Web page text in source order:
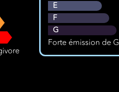
E
F
G
Forte émission de